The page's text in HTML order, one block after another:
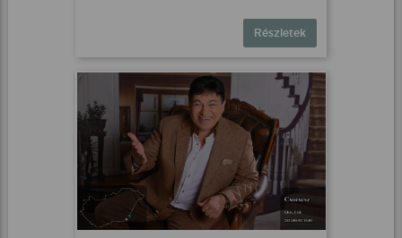
Részletek